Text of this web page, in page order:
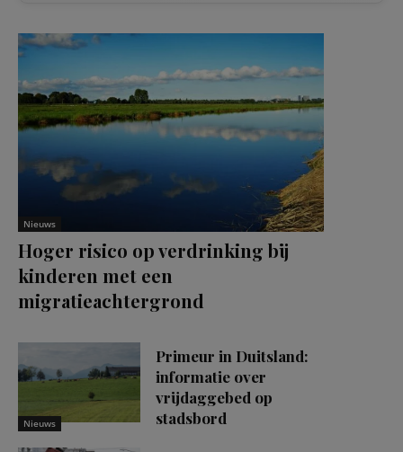
Nieuws
Hoger risico op verdrinking bij
kinderen met een
migratieachtergrond
Nieuws
Primeur in Duitsland:
informatie over
vrijdaggebed op
stadsbord